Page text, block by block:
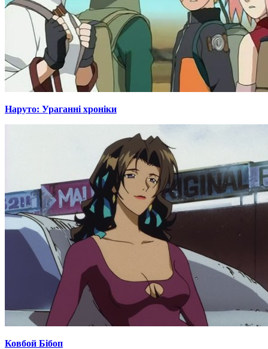
Наруто: Ураганні хроніки
Ковбой Бібоп